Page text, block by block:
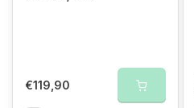
€119,90